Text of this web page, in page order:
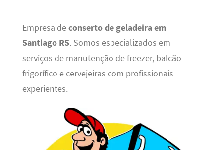
Empresa deconserto de geladeira em
Santiago RS. Somos especializados em
serviços de manutenção de freezer, balcão
frigorífico e cervejeiras com profissionais
experientes.